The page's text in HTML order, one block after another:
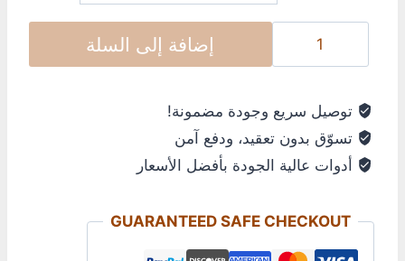
إضافة إلى السلة
توصيل سريع وجودة مضمونة!
تسوّق بدون تعقيد، ودفع آمن
أدوات عالية الجودة بأفضل الأسعار
GUARANTEED SAFE CHECKOUT